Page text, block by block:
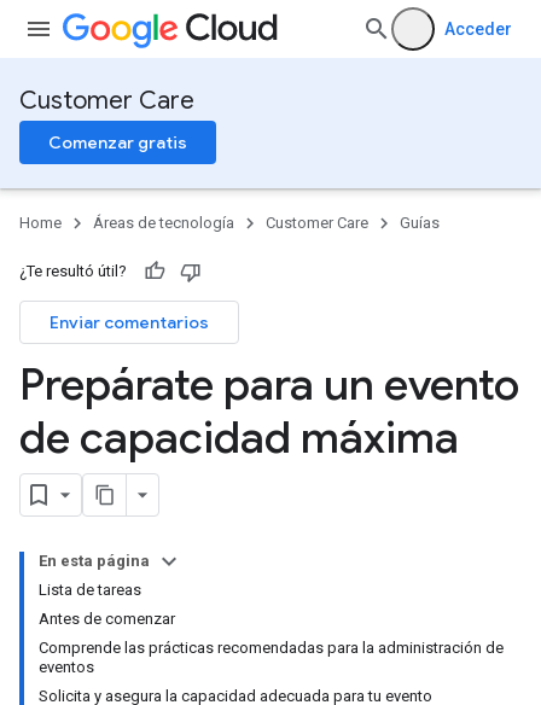
Acceder
Customer Care
Comenzar gratis
Home Áreas de tecnología Customer Care Guías
¿Te resultó útil?
Enviar comentarios
Prepárate para un evento
de capacidad máxima
En esta página
Lista de tareas
Antes de comenzar
Comprende las prácticas recomendadas para la administración de
eventos
Solicita y asegura la capacidad adecuada para tu evento